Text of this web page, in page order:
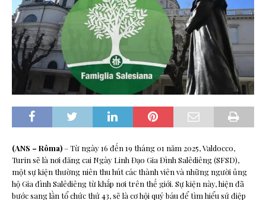
(ANS – Rôma)– Từ ngày 16 đến 19 tháng 01 năm 2025, Valdocco,
Turin sẽ là nơi đăng cai Ngày Linh Đạo Gia Đình Salêdiêng (SFSD),
một sự kiện thường niên thu hút các thành viên và những người ủng
hộ Gia đình Salêdiêng từ khắp nơi trên thế giới. Sự kiện này, hiện đã
bước sang lần tổ chức thứ 43, sẽ là cơ hội quý báu để tìm hiểu sứ điệp